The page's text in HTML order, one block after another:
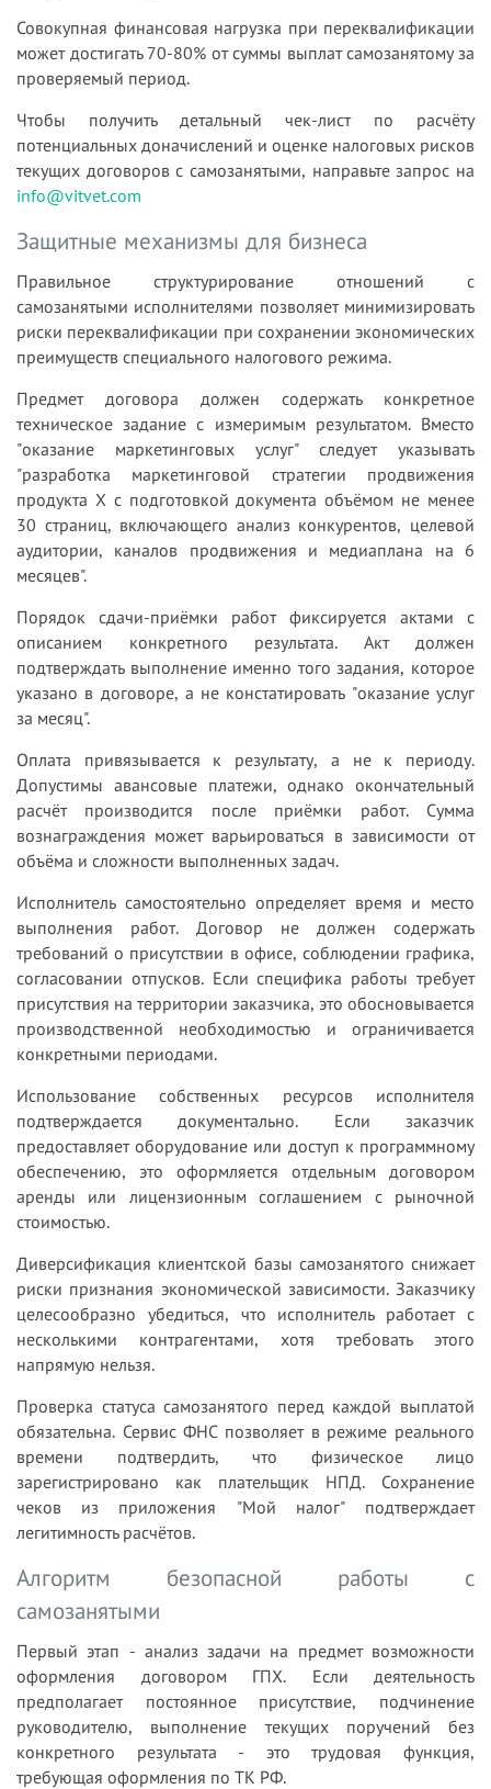
Совокупная финансовая нагрузка при переквалификации
может достигать 70-80% от суммы выплат самозанятому за
проверяемый период.
Чтобы получить детальный чек-лист по расчёту
потенциальных доначислений и оценке налоговых рисков
текущих договоров с самозанятыми, направьте запрос на
info@vitvet.com
Защитные механизмы для бизнеса
Правильное структурирование отношений с
самозанятыми исполнителями позволяет минимизировать
риски переквалификации при сохранении экономических
преимуществ специального налогового режима.
Предмет договора должен содержать конкретное
техническое задание с измеримым результатом. Вместо
"оказание маркетинговых услуг" следует указывать
"разработка маркетинговой стратегии продвижения
продукта X с подготовкой документа объёмом не менее
30 страниц, включающего анализ конкурентов, целевой
аудитории, каналов продвижения и медиаплана на 6
месяцев".
Порядок сдачи-приёмки работ фиксируется актами с
описанием конкретного результата. Акт должен
подтверждать выполнение именно того задания, которое
указано в договоре, а не констатировать "оказание услуг
за месяц".
Оплата привязывается к результату, а не к периоду.
Допустимы авансовые платежи, однако окончательный
расчёт производится после приёмки работ. Сумма
вознаграждения может варьироваться в зависимости от
объёма и сложности выполненных задач.
Исполнитель самостоятельно определяет время и место
выполнения работ. Договор не должен содержать
требований о присутствии в офисе, соблюдении графика,
согласовании отпусков. Если специфика работы требует
присутствия на территории заказчика, это обосновывается
производственной необходимостью и ограничивается
конкретными периодами.
Использование собственных ресурсов исполнителя
подтверждается документально. Если заказчик
предоставляет оборудование или доступ к программному
обеспечению, это оформляется отдельным договором
аренды или лицензионным соглашением с рыночной
стоимостью.
Диверсификация клиентской базы самозанятого снижает
риски признания экономической зависимости. Заказчику
целесообразно убедиться, что исполнитель работает с
несколькими контрагентами, хотя требовать этого
напрямую нельзя.
Проверка статуса самозанятого перед каждой выплатой
обязательна. Сервис ФНС позволяет в режиме реального
времени подтвердить, что физическое лицо
зарегистрировано как плательщик НПД. Сохранение
чеков из приложения "Мой налог" подтверждает
легитимность расчётов.
Алгоритм безопасной работы с
самозанятыми
Первый этап - анализ задачи на предмет возможности
оформления договором ГПХ. Если деятельность
предполагает постоянное присутствие, подчинение
руководителю, выполнение текущих поручений без
конкретного результата - это трудовая функция,
требующая оформления по ТК РФ.